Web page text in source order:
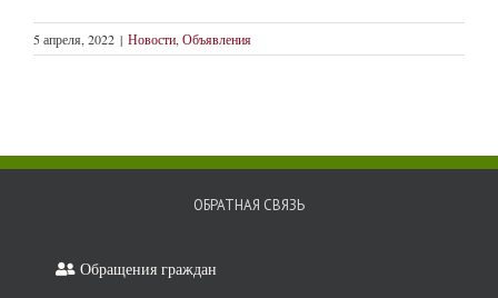
5 апреля, 2022 | Новости,Объявления
ОБРАТНАЯ СВЯЗЬ
Обращения граждан